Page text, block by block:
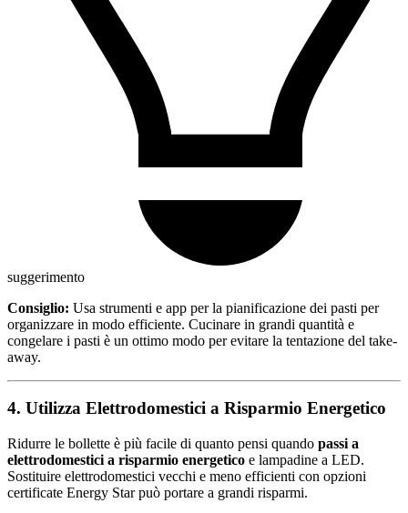
suggerimento
Consiglio: Usa strumenti e app per la pianificazione dei pasti per
organizzare in modo efficiente. Cucinare in grandi quantità e
congelare i pasti è un ottimo modo per evitare la tentazione del take-
away.
4. Utilizza Elettrodomestici a Risparmio Energetico
Ridurre le bollette è più facile di quanto pensi quando passi a
elettrodomestici a risparmio energetico e lampadine a LED.
Sostituire elettrodomestici vecchi e meno efficienti con opzioni
certificate Energy Star può portare a grandi risparmi.